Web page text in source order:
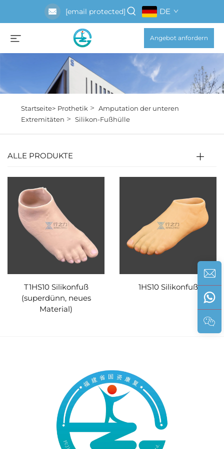
[email protected] DE
Angebot anfordern
Startseite> Prothetik> Amputation der unteren
Extremitäten > Silikon-Fußhülle
ALLE PRODUKTE
T1HS10 Silikonfuß
(superdünn, neues
Material)
1HS10 Silikonfuß